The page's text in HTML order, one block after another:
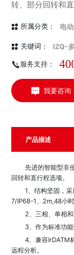
转、部分回转和直
所属分类： 电
关键词： IZQ-
服务支持：
我要咨询
产品描述
先进的智能型非
回转和直行程选项。
1、结构坚固，
7/IP68-1、2m,48小
2、三相、单相
3、作为标准功
4、兼容IrDATM
远程分析。